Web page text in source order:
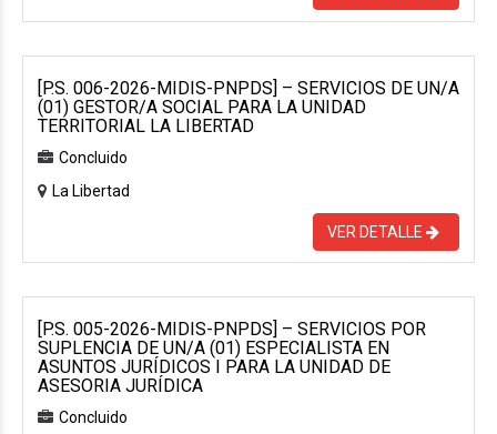
[P.S. 006-2026-MIDIS-PNPDS] – SERVICIOS DE UN/A
(01) GESTOR/A SOCIAL PARA LA UNIDAD
TERRITORIAL LA LIBERTAD
Concluido
La Libertad
VER DETALLE
[P.S. 005-2026-MIDIS-PNPDS] – SERVICIOS POR
SUPLENCIA DE UN/A (01) ESPECIALISTA EN
ASUNTOS JURÍDICOS I PARA LA UNIDAD DE
ASESORIA JURÍDICA
Concluido